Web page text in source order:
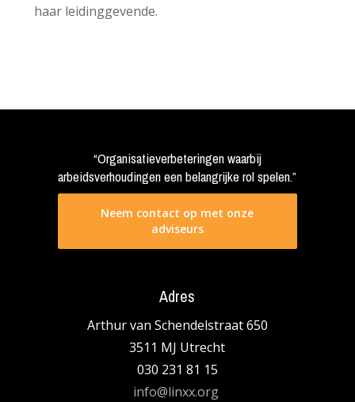
haar leidinggevende.
“Organisatieverbeteringen waarbij
arbeidsverhoudingen een belangrijke rol spelen.”
Neem contact op met onze
adviseurs
Adres
Arthur van Schendelstraat 650
3511 MJ Utrecht
030 231 81 15
info@linxx.org